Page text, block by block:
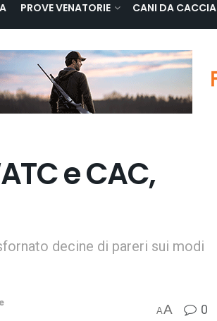
PROVE VENATORIE CANI DA CACCIA
e CAC,
decine di pareri sui modi
AA 0